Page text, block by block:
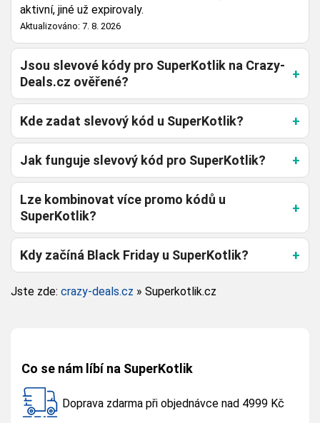
aktivní, jiné už expirovaly.
Aktualizováno: 7. 8. 2026
Jsou slevové kódy pro SuperKotlik na Crazy-
Deals.cz ověřené?
Kde zadat slevový kód u SuperKotlik?
Jak funguje slevový kód pro SuperKotlik?
Lze kombinovat více promo kódů u
SuperKotlik?
Kdy začíná Black Friday u SuperKotlik?
Jste zde: crazy-deals.cz » Superkotlik.cz
Co se nám líbí na SuperKotlik
Doprava zdarma při objednávce nad 4999 Kč